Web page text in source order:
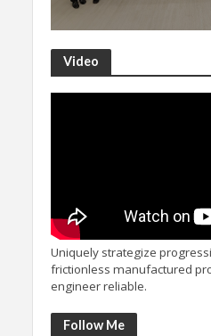
Video
Uniquely strategize
frictionless manufactured
engineer reliable.
Follow Me